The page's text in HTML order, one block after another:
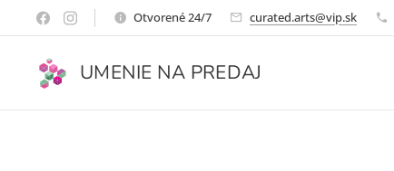
Otvorené 24/7 curated.arts@vip.sk
UMENIE NA PREDAJ